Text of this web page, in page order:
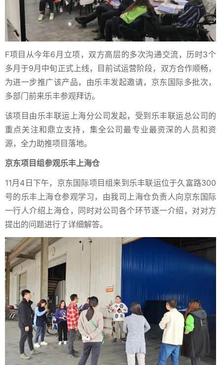
F项目从今年6月立项，双方高层的多次沟通交流，历时3个
多月于9月中旬正式上线，目前试运营阶段，双方合作顺畅，
为进一步推广该产品，由乐丰发起邀请，京东国际多批次，
多部门前来乐丰参观拜访。
该项目由乐丰联运上海分公司发起，受到乐丰联运总公司的
重点关注和鼎立支持，集全公司最专业最资深的人员和资
源，全力助推项目落地。
京东项目组参观乐丰上海仓
11月4日下午，京东国际项目组来到乐丰联运位于久富路300
号的乐丰上海仓参观学习，由我司上海仓负责人向京东国际
一行人介绍上海仓，同时对公司各个环节逐一介绍，对对方
提出的问题进行了详细解答。